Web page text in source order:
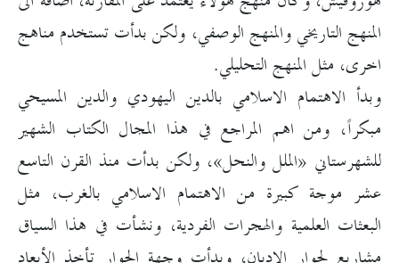
المنهج التاريخي والمنهج الوصفي، ولكن بدأت تستخدم مناهج
اخرى، مثل المنهج التحليلي.
وبدأ الاهتمام الاسلامي بالدين اليهودي والدين المسيحي
مبكراً، ومن اهم المراجع في هذا المجال الكتاب الشهير
للشهرستاني «الملل والنحل»، ولكن بدأت منذ القرن التاسع
عشر موجة كبيرة من الاهتمام الاسلامي بالغرب، مثل
البعثات العلمية والهجرات الفردية، ونشأت في هذا السياق